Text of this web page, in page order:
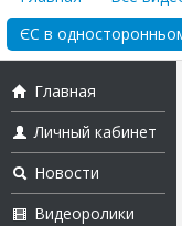
ЄС в
Главная
Личный кабинет
Новости
Видеоролики